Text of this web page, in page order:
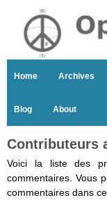
Home Archives
Blog About
Contributeurs
Voici la liste des
commentaires. Vous
commentaires dans